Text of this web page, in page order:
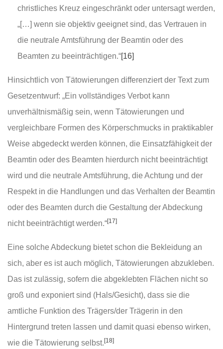
christliches Kreuz eingeschränkt oder untersagt werden,
„[…] wenn sie objektiv geeignet sind, das Vertrauen in
die neutrale Amtsführung der Beamtin oder des
Beamten zu beeinträchtigen.“[16]
Hinsichtlich von Tätowierungen differenziert der Text zum
Gesetzentwurf: „Ein vollständiges Verbot kann
unverhältnismäßig sein, wenn Tätowierungen und
vergleichbare Formen des Körperschmucks in praktikabler
Weise abgedeckt werden können, die Einsatzfähigkeit der
Beamtin oder des Beamten hierdurch nicht beeinträchtigt
wird und die neutrale Amtsführung, die Achtung und der
Respekt in die Handlungen und das Verhalten der Beamtin
oder des Beamten durch die Gestaltung der Abdeckung
nicht beeinträchtigt werden.“[17]
Eine solche Abdeckung bietet schon die Bekleidung an
sich, aber es ist auch möglich, Tätowierungen abzukleben.
Das ist zulässig, sofern die abgeklebten Flächen nicht so
groß und exponiert sind (Hals/Gesicht), dass sie die
amtliche Funktion des Trägers/der Trägerin in den
Hintergrund treten lassen und damit quasi ebenso wirken,
wie die Tätowierung selbst.[18]